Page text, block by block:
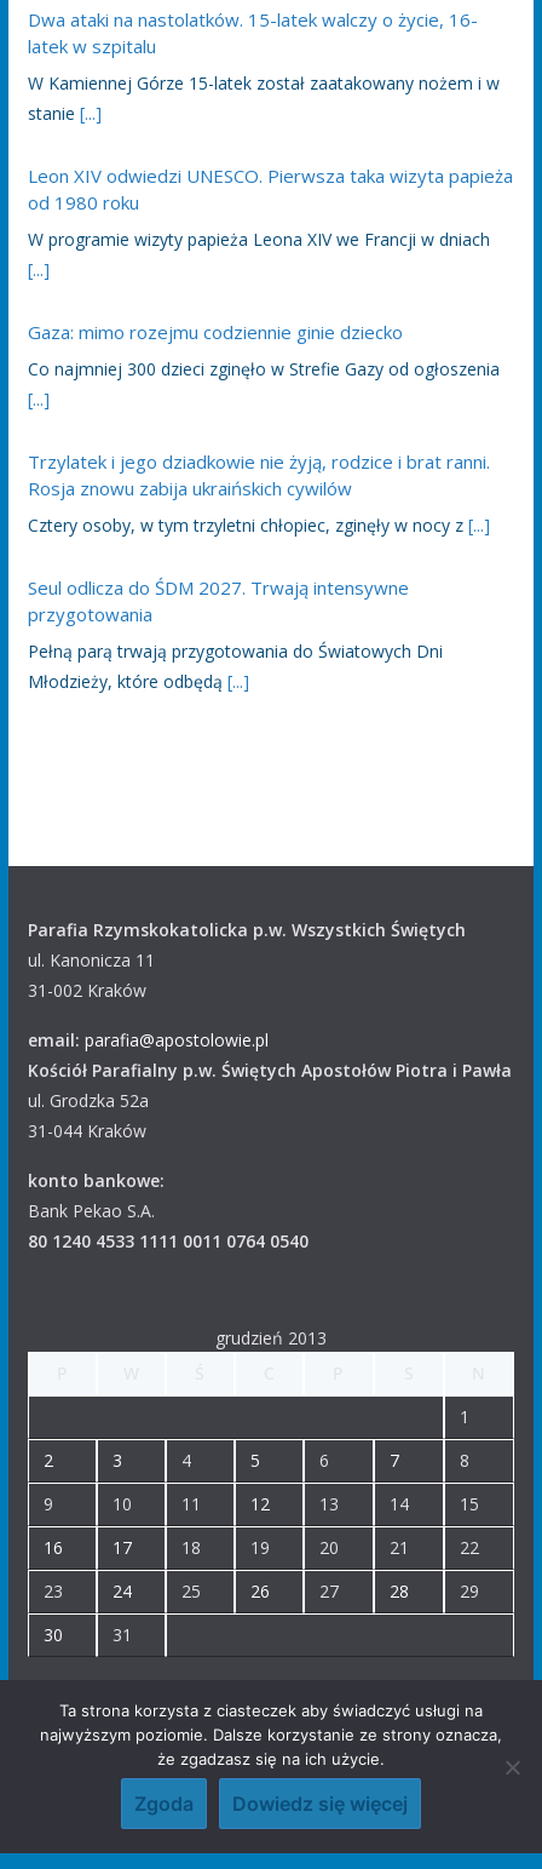
Dwa ataki na nastolatków. 15-latek walczy o życie, 16-
latek w szpitalu
W Kamiennej Górze 15-latek został zaatakowany nożem i w
stanie [...]
Leon XIV odwiedzi UNESCO. Pierwsza taka wizyta papieża
od 1980 roku
W programie wizyty papieża Leona XIV we Francji w dniach
[...]
Gaza: mimo rozejmu codziennie ginie dziecko
Co najmniej 300 dzieci zginęło w Strefie Gazy od ogłoszenia
[...]
Trzylatek i jego dziadkowie nie żyją, rodzice i brat ranni.
Rosja znowu zabija ukraińskich cywilów
Cztery osoby, w tym trzyletni chłopiec, zginęły w nocy z [...]
Seul odlicza do ŚDM 2027. Trwają intensywne
przygotowania
Pełną parą trwają przygotowania do Światowych Dni
Młodzieży, które odbędą [...]
Parafia Rzymskokatolicka p.w. Wszystkich Świętych
ul. Kanonicza 11
31-002 Kraków
email: parafia@apostolowie.pl
Kościół Parafialny p.w. Świętych Apostołów Piotra i Pawła
ul. Grodzka 52a
31-044 Kraków
konto bankowe:
Bank Pekao S.A.
80 1240 4533 1111 0011 0764 0540
grudzień 2013
1
2
3 4 5 6 7
8
9
10 11 12 13 14
15
16
17 18 19 20 21
22
23
24 25 26 27 28
29
30
31
Copyright © 2017 Parafia Wszystkich Świętych w Krakowie. All
rights reserved.
Ta strona korzysta z ciasteczek aby świadczyć usługi na
najwyższym poziomie. Dalsze korzystanie ze strony oznacza,
że zgadzasz się na ich użycie.
Zgoda Dowiedz się więcej